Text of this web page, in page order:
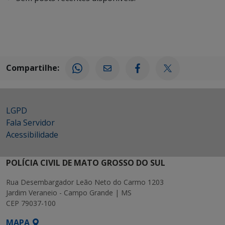
Compartilhe:
LGPD
Fala Servidor
Acessibilidade
POLÍCIA CIVIL DE MATO GROSSO DO SUL
Rua Desembargador Leão Neto do Carmo 1203
Jardim Veraneio - Campo Grande | MS
CEP 79037-100
MAPA